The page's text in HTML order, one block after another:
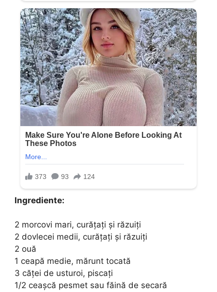
Ingrediente:
2 morcovi mari, curățați și răzuiți
2 dovlecei medii, curățați și răzuiți
2 ouă
1 ceapă medie, mărunt tocată
3 căței de usturoi, piscați
1/2 ceașcă pesmet sau făină de secară